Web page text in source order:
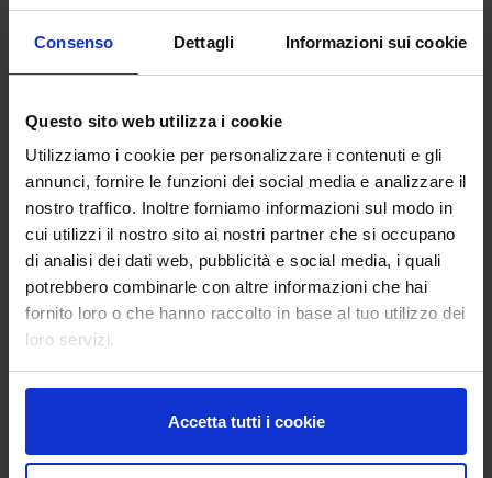
Consenso Dettagli Informazioni sui cookie
Questo sito web utilizza i cookie
Utilizziamo i cookie per personalizzare i contenuti e gli
annunci, fornire le funzioni dei social media e analizzare il
nostro traffico. Inoltre forniamo informazioni sul modo in
cui utilizzi il nostro sito ai nostri partner che si occupano
di analisi dei dati web, pubblicità e social media, i quali
potrebbero combinarle con altre informazioni che hai
fornito loro o che hanno raccolto in base al tuo utilizzo dei
loro servizi.
Accetta tutti i cookie
Innumerevoli sono le shooting brake che non ho ricordato in
a questa categoria che serbate nel cuore con maggior trasporto.
Osservando le linee un po’ incerte e travagliate dell’
Audi PB18
capisco che forse c’è un futuro anche per questa piccola e
negletta nicchia di vetture piene di fascino e carattere. Mi
sbaglio? Guideremo solamente SUV?
di Valerio Cometti